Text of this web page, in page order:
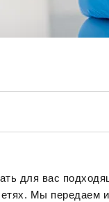
для вас
Мы передаем